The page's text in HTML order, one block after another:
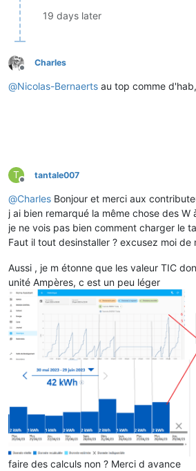
19 days later
Offline
Charles
@Nicolas-Bernaerts au top comme
T
Offline
tantale007
@Charles Bonjour et merci aux
j ai bien remarqué la même chose des W
je ne vois pas bien comment charger le
Faut il tout desinstaller ? excusez moi de
Aussi , je m étonne que les valeur TIC
unité Ampères, c est un peu léger
faire des calculs non ? Merci d avance